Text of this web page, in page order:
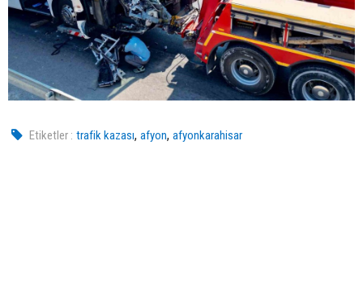
Etiketler : trafik kazası,afyon,afyonkarahisar